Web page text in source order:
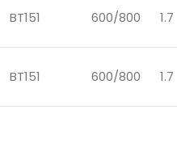
BT151 600/800 1.7
BT151 600/800 1.7